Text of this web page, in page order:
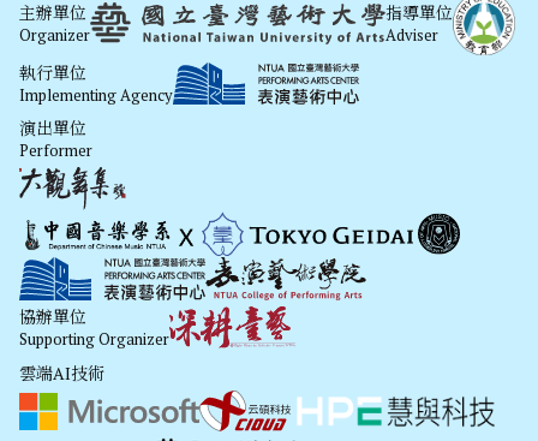
主辦單位
Organizer
指導單位
Adviser
執行單位
Implementing Agency
演出單位
Performer
協辦單位
Supporting Organizer
雲端AI技術